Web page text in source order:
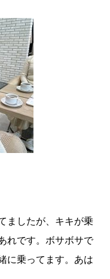
ましたが、キキが乗
れです。ボサボサで
に乗ってます。あは